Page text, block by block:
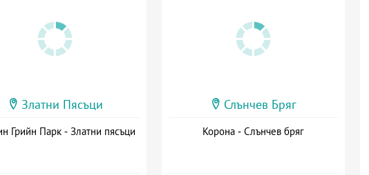
Златни Пясъци
Грийн Парк - Златни пясъци
Слънчев Бряг
Корона - Слънчев бряг